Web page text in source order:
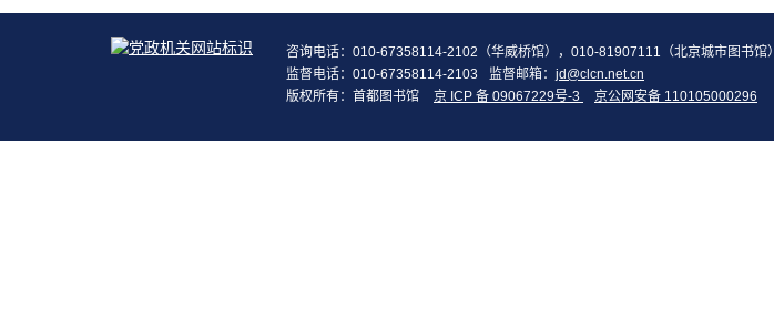
咨询电话：010-67358114-2102（华威桥馆），010-81907111（北京城市图书馆）
监督电话：010-67358114-2103
监督邮箱： jd@clcn.net.cn
版权所有：首都图书馆
京 ICP 备 09067229号-3 京公网安备 110105000296